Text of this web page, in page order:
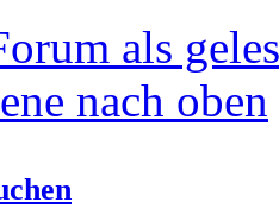
als
nach oben